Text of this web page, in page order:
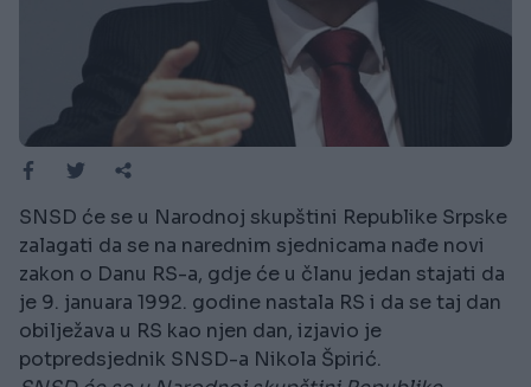
SNSD će se u Narodnoj skupštini Republike Srpske
zalagati da se na narednim sjednicama nađe novi
zakon o Danu RS-a, gdje će u članu jedan stajati da
je 9. januara 1992. godine nastala RS i da se taj dan
obilježava u RS kao njen dan, izjavio je
potpredsjednik SNSD-a Nikola Špirić.